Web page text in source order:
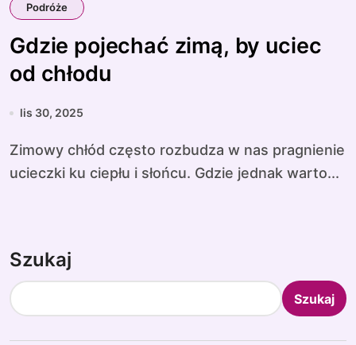
Podróże
Gdzie pojechać zimą, by uciec
od chłodu
lis 30, 2025
Zimowy chłód często rozbudza w nas pragnienie
ucieczki ku ciepłu i słońcu. Gdzie jednak warto...
Szukaj
Szukaj